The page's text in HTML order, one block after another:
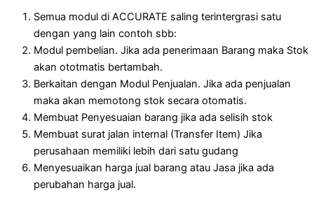
Semua modul di ACCURATE saling terintergrasi satu
dengan yang lain contoh sbb:
Modul pembelian. Jika ada penerimaan Barang maka Stok
akan ototmatis bertambah.
Berkaitan dengan Modul Penjualan. Jika ada penjualan
maka akan memotong stok secara otomatis.
Membuat Penyesuaian barang jika ada selisih stok
Membuat surat jalan internal (Transfer Item) Jika
perusahaan memiliki lebih dari satu gudang
Menyesuaikan harga jual barang atau Jasa jika ada
perubahan harga jual.